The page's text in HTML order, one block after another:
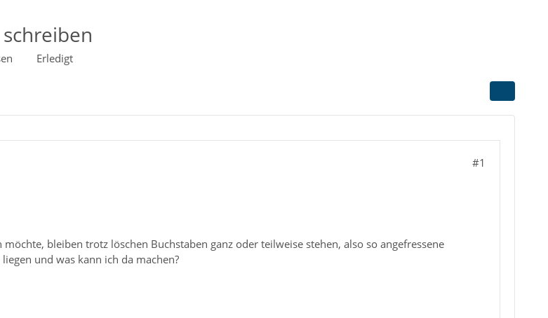
Erledigt
#1
bleiben trotz löschen Buchstaben ganz oder teilweise stehen, also so angefressene
und was kann ich da machen?